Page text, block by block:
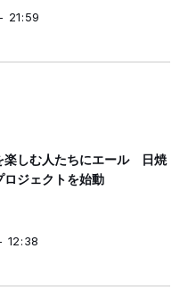
21:59
楽しむ人たちにエール 日焼
ロジェクトを始動
12:38